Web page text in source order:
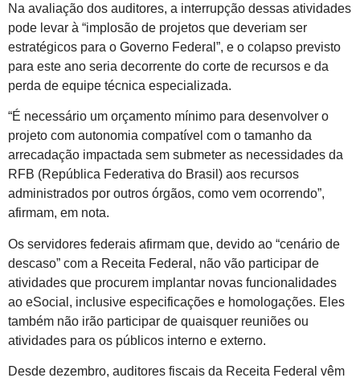
Na avaliação dos auditores, a interrupção dessas atividades
pode levar à “implosão de projetos que deveriam ser
estratégicos para o Governo Federal”, e o colapso previsto
para este ano seria decorrente do corte de recursos e da
perda de equipe técnica especializada.
“É necessário um orçamento mínimo para desenvolver o
projeto com autonomia compatível com o tamanho da
arrecadação impactada sem submeter as necessidades da
RFB (República Federativa do Brasil) aos recursos
administrados por outros órgãos, como vem ocorrendo”,
afirmam, em nota.
Os servidores federais afirmam que, devido ao “cenário de
descaso” com a Receita Federal, não vão participar de
atividades que procurem implantar novas funcionalidades
ao eSocial, inclusive especificações e homologações. Eles
também não irão participar de quaisquer reuniões ou
atividades para os públicos interno e externo.
Desde dezembro, auditores fiscais da Receita Federal vêm